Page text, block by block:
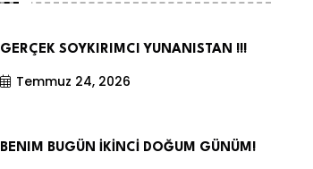
GERÇEK SOYKIRIMCI YUNANISTAN !!!
Temmuz 24, 2026
BENIM BUGÜN İKİNCİ DOĞUM GÜNÜM!